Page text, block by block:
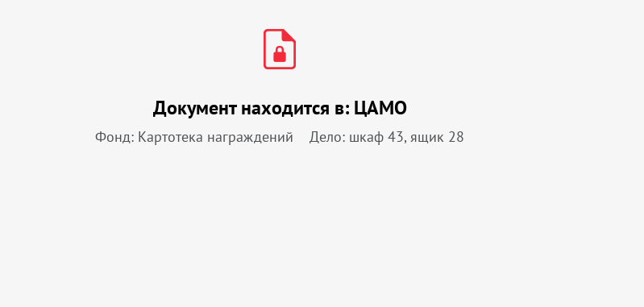
Документ находится в: ЦАМО
Фонд: Картотека награждений Дело: шкаф 43, ящик 28